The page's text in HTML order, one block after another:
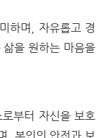
하며, 자유롭고 경
을 원하는 마음을
부터 자신을 보호